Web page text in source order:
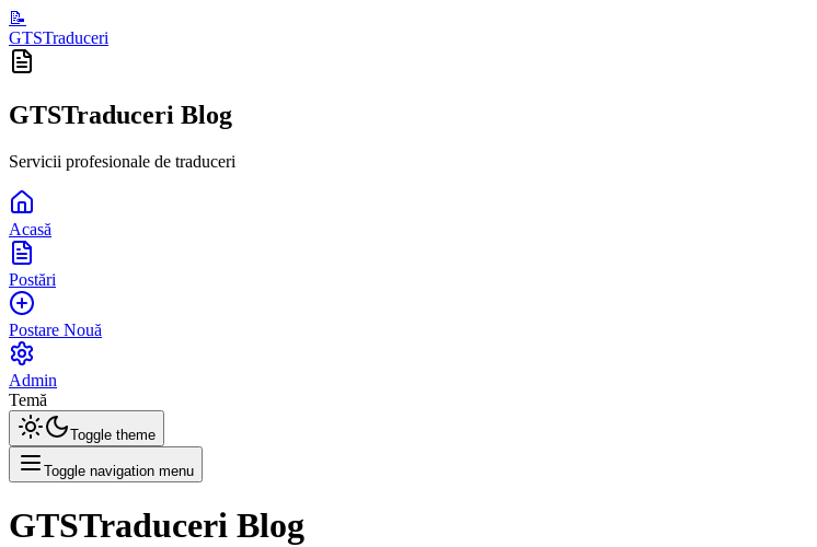
📝
GTSTraduceri
GTSTraduceri Blog
Servicii profesionale de traduceri
Acasă
Postări
Postare Nouă
Admin
Temă
Toggle theme
Toggle navigation menu
GTSTraduceri Blog